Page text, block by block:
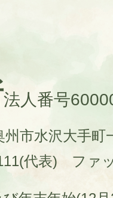
法人番号
市水沢大手町
代表)
ファ